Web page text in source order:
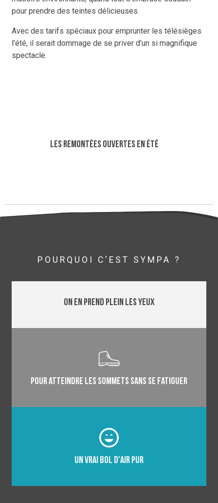
pour prendre des teintes délicieuses.
Avec des tarifs spéciaux pour emprunter les télésièges
l’été, il serait dommage de se priver d’un si magnifique
spectacle.
Les remontées ouvertes en été
TÉLÉSIÈGE DE CLARAN EN PIÉTON
Blanc au Mont Aiguille.
POURQUOI C'EST SYMPA ?
on en prend plein les yeux
Pour atteindre les sommets sans se fatiguer
Un vrai bol d'air pur
TOP 5 RAISONS DE DÉCOUVRIR LES